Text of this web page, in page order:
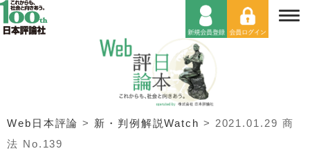
Web日本評論 > 新・判例解説Watch > 2021.01.29 商
法 No.139